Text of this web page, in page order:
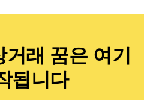
래 꿈은 여기
됩니다